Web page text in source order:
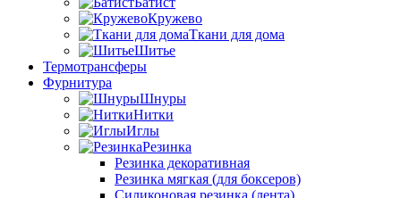
Кружево
Ткани для дома
Шитье
Термотрансферы
Фурнитура
Шнуры
Нитки
Иглы
Резинка
Резинка декоративная
Резинка мягкая (для боксеров)
Силиконовая резинка (лента)